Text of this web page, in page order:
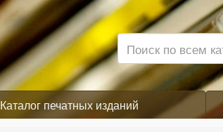
Каталог печатных изданий